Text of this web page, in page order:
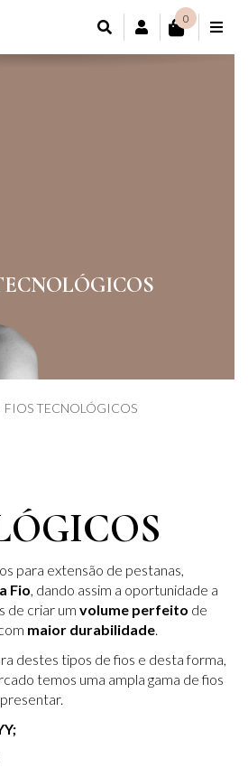
CONTA DE
0
FIOS TECNOLÓGICOS
para extensão de pestanas,
Fio, dando assim a oportunidade a
de criar um volume perfeito de
maior durabilidade.
destes tipos de fios e desta forma,
temos uma ampla gama de fios